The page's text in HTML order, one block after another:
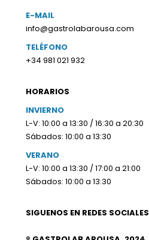
E-MAIL
info@gastrolabarousa.com
TELÉFONO
+34 981 021 932
HORARIOS
INVIERNO
L-V: 10:00 a 13:30 / 16:30 a 20:30
Sábados: 10:00 a 13:30
VERANO
L-V: 10:00 a 13:30 / 17:00 a 21:00
Sábados: 10:00 a 13:30
SIGUENOS EN REDES SOCIALES